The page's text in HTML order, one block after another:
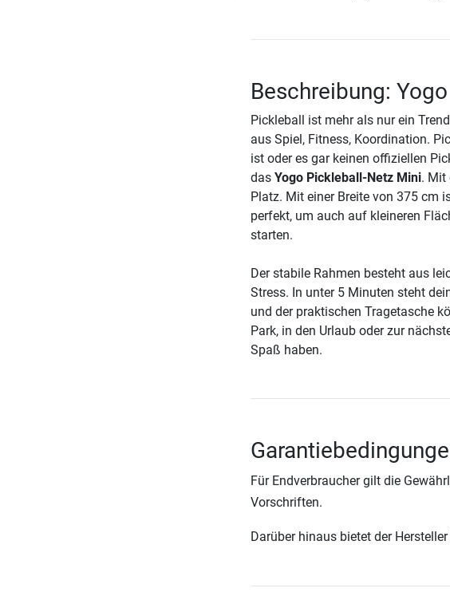
Beschreibung:
Pickleball ist mehr als nur ein
aus Spiel, Fitness, Koordination.
ist oder es gar keinen offiziellen
das Yogo Pickleball-Netz Mini. Mit
Platz. Mit einer Breite von 375 cm
perfekt, um auch auf kleineren
starten.
Der stabile Rahmen besteht aus
Stress. In unter 5 Minuten steht
und der praktischen Tragetasche
Park, in den Urlaub oder zur
Spaß haben.
Für Endverbraucher gilt die
Vorschriften.
Darüber hinaus bietet der